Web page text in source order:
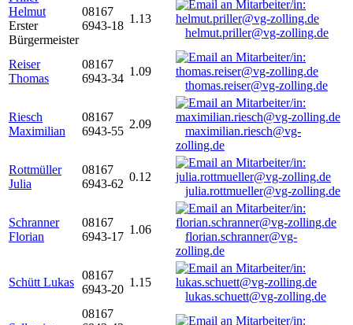
Helmut
Erster
Bürgermeister
08167
6943-18
1.13
helmut.priller@vg-zolling.de
Reiser
Thomas
08167
6943-34
1.09
thomas.reiser@vg-zolling.de
Riesch
Maximilian
08167
6943-55
2.09
maximilian.riesch@vg-
zolling.de
Rottmüller
Julia
08167
6943-62
0.12
julia.rottmueller@vg-zolling.de
Schranner
Florian
08167
6943-17
1.06
florian.schranner@vg-
zolling.de
Schütt Lukas
08167
6943-20
1.15
lukas.schuett@vg-zolling.de
08167